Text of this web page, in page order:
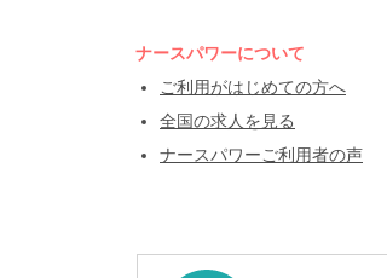
ナースパワーについて
ご利用がはじめての方へ
全国の求人を見る
ナースパワーご利用者の声